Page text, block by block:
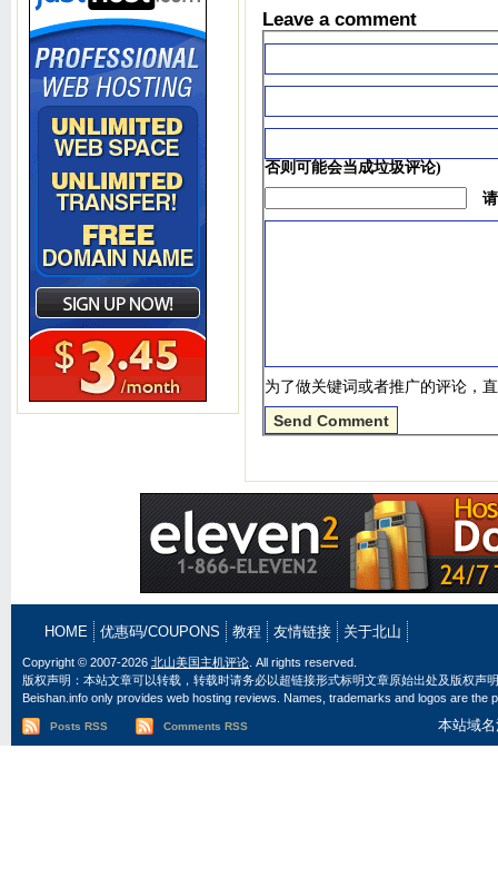
Leave a comment
否则可能会当成垃圾评论)
为了做关键词或者推广的评论，
HOME 优惠码/COUPONS 教程 友情链接 关于北山
Copyright © 2007-2026 北山美国主机评论 . All rights reserved.
版权声明：本站文章可以转载，转载时请务必以超链接形式标明文章原始出处及版权声
Beishan.info only provides web hosting reviews. Names, trademarks and logos are
Posts RSS Comments RSS 本站域